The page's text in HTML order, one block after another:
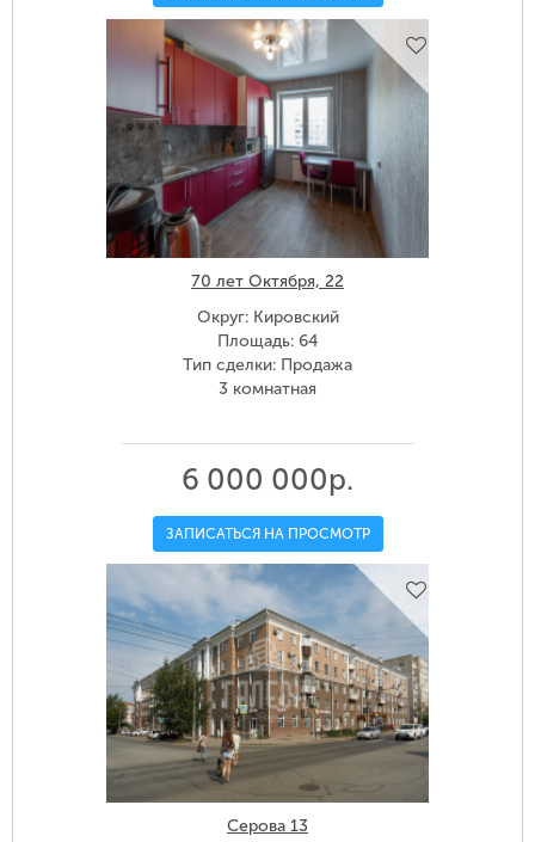
70 лет Октября, 22
Округ: Кировский
Площадь: 64
Тип сделки: Продажа
3 комнатная
6 000 000р.
ЗАПИСАТЬСЯ НА ПРОСМОТР
Серова 13